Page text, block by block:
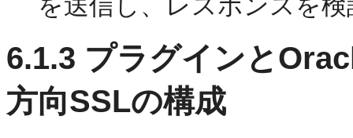
6.1.3 プラグインと
方向SSLの構成